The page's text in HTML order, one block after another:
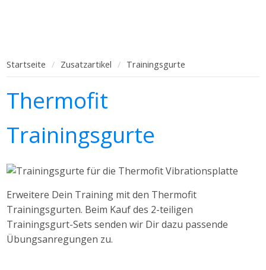
Startseite Zusatzartikel Trainingsgurte
Thermofit
Trainingsgurte
Erweitere Dein Training mit den Thermofit
Trainingsgurten. Beim Kauf des 2-teiligen
Trainingsgurt-Sets senden wir Dir dazu passende
Übungsanregungen zu.